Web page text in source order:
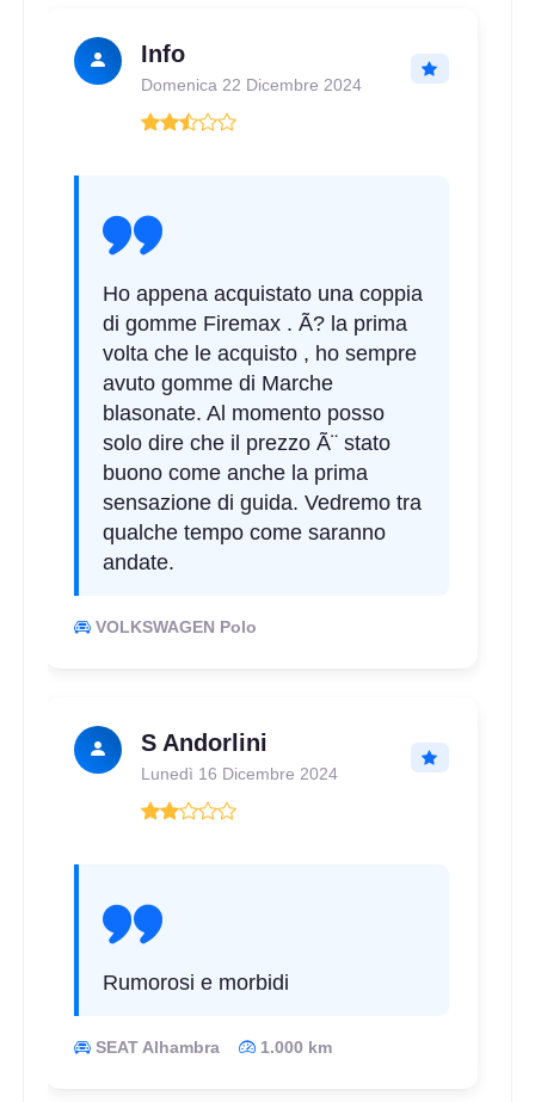
Info
Domenica 22 Dicembre 2024
Ho appena acquistato una coppia
di gomme Firemax . Ã? la prima
volta che le acquisto , ho sempre
avuto gomme di Marche
blasonate. Al momento posso
solo dire che il prezzo Ã¨ stato
buono come anche la prima
sensazione di guida. Vedremo tra
qualche tempo come saranno
andate.
VOLKSWAGEN Polo
S Andorlini
Lunedì 16 Dicembre 2024
Rumorosi e morbidi
SEAT Alhambra 1.000 km